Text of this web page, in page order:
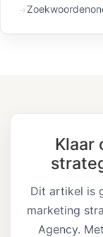
Klaar
Dit artikel is
marketing
Agency.